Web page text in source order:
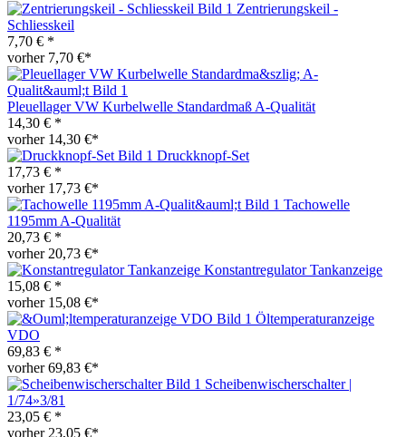
Zentrierungskeil -
Schliesskeil
7,70 € *
vorher 7,70 €*
Pleuellager VW Kurbelwelle Standardmaß A-Qualität
14,30 € *
vorher 14,30 €*
Druckknopf-Set
17,73 € *
vorher 17,73 €*
Tachowelle
1195mm A-Qualität
20,73 € *
vorher 20,73 €*
Konstantregulator Tankanzeige
15,08 € *
vorher 15,08 €*
Öltemperaturanzeige
VDO
69,83 € *
vorher 69,83 €*
Scheibenwischerschalter |
1/74»3/81
23,05 € *
vorher 23,05 €*